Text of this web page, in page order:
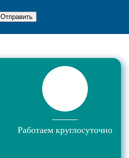
Отправить
Работаем круглосуточно